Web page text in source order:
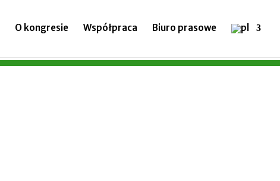
O kongresie Współpraca Biuro prasowe